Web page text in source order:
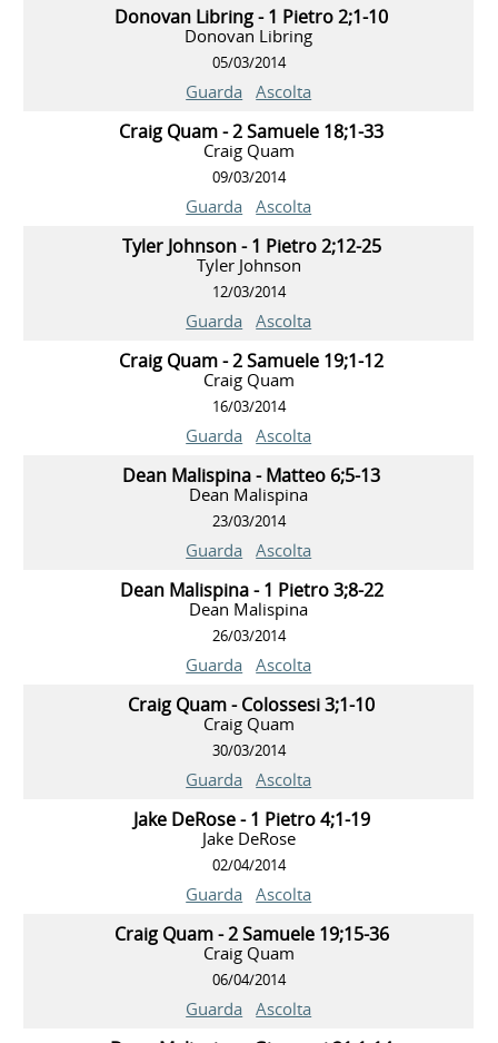
Donovan Libring - 1 Pietro 2;1-10
Donovan Libring
05/03/2014
Guarda Ascolta
Craig Quam - 2 Samuele 18;1-33
Craig Quam
09/03/2014
Guarda Ascolta
Tyler Johnson - 1 Pietro 2;12-25
Tyler Johnson
12/03/2014
Guarda Ascolta
Craig Quam - 2 Samuele 19;1-12
Craig Quam
16/03/2014
Guarda Ascolta
Dean Malispina - Matteo 6;5-13
Dean Malispina
23/03/2014
Guarda Ascolta
Dean Malispina - 1 Pietro 3;8-22
Dean Malispina
26/03/2014
Guarda Ascolta
Craig Quam - Colossesi 3;1-10
Craig Quam
30/03/2014
Guarda Ascolta
Jake DeRose - 1 Pietro 4;1-19
Jake DeRose
02/04/2014
Guarda Ascolta
Craig Quam - 2 Samuele 19;15-36
Craig Quam
06/04/2014
Guarda Ascolta